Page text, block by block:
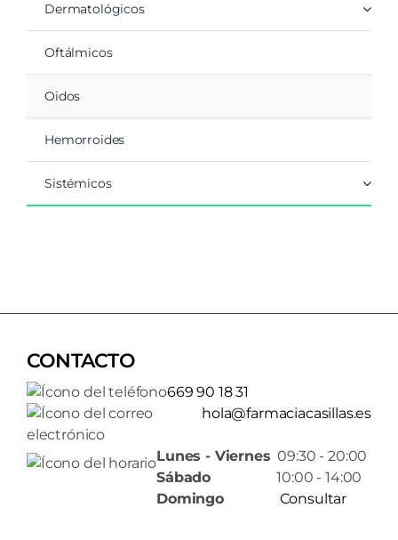
Dermatológicos
Oftálmicos
Oidos
Hemorroides
Sistémicos
CONTACTO
669 90 18 31
hola@farmaciacasillas.es
Lunes - Viernes 09:30 - 20:00
Sábado 10:00 - 14:00
Domingo
Consultar